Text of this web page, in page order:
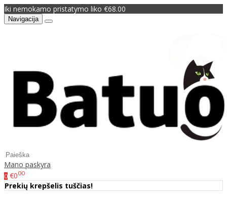
Iki nemokamo pristatymo liko €68.00
Navigacija
Mano paskyra
0 €000
Prekių krepšelis tuščias!